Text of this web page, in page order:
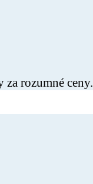
rozumné ceny.